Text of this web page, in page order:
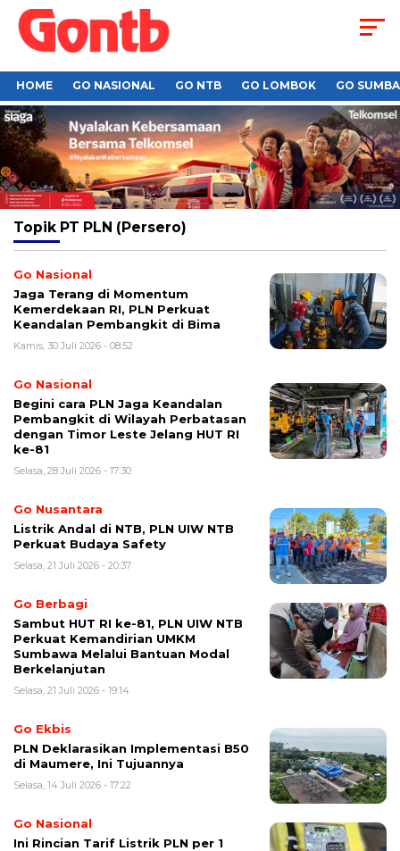
HOME GO NASIONAL GO NTB GO LOMBOK GO
Topik PT PLN (Persero)
Go Nasional
Jaga Terang di Momentum
Kemerdekaan RI, PLN Perkuat
Keandalan Pembangkit di Bima
Kamis, 30 Juli 2026 - 08:52
Go Nasional
Begini cara PLN Jaga Keandalan
Pembangkit di Wilayah Perbatasan
dengan Timor Leste Jelang HUT RI
ke-81
Selasa, 28 Juli 2026 - 17:30
Go Nusantara
Listrik Andal di NTB, PLN UIW NTB
Perkuat Budaya Safety
Selasa, 21 Juli 2026 - 20:37
Go Berbagi
Sambut HUT RI ke-81, PLN UIW NTB
Perkuat Kemandirian UMKM
Sumbawa Melalui Bantuan Modal
Berkelanjutan
Selasa, 21 Juli 2026 - 19:14
Go Ekbis
PLN Deklarasikan Implementasi B50
di Maumere, Ini Tujuannya
Selasa, 14 Juli 2026 - 17:22
Go Nasional
Ini Rincian Tarif Listrik PLN per 1